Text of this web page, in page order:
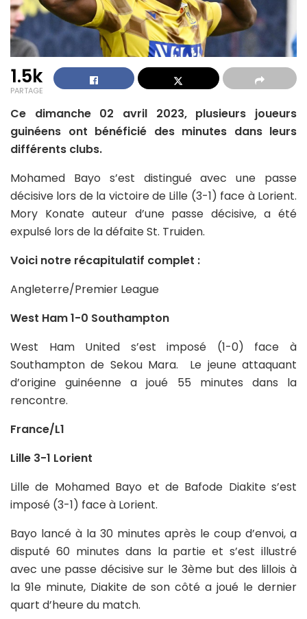
1.5k
PARTAGE
Ce dimanche 02 avril 2023, plusieurs joueurs
guinéens ont bénéficié des minutes dans leurs
différents clubs.
Mohamed Bayo s’est distingué avec une passe
décisive lors de la victoire de Lille (3-1) face à Lorient.
Mory Konate auteur d’une passe décisive, a été
expulsé lors de la défaite St. Truiden.
Voici notre récapitulatif complet :
Angleterre/Premier League
West Ham 1-0 Southampton
West Ham United s’est imposé (1-0) face à
Southampton de Sekou Mara. Le jeune attaquant
d’origine guinéenne a joué 55 minutes dans la
rencontre.
France/L1
Lille 3-1 Lorient
Lille de Mohamed Bayo et de Bafode Diakite s’est
imposé (3-1) face à Lorient.
Bayo lancé à la 30 minutes après le coup d’envoi, a
disputé 60 minutes dans la partie et s’est illustré
avec une passe décisive sur le 3ème but des lillois à
la 91e minute, Diakite de son côté a joué le dernier
quart d’heure du match.